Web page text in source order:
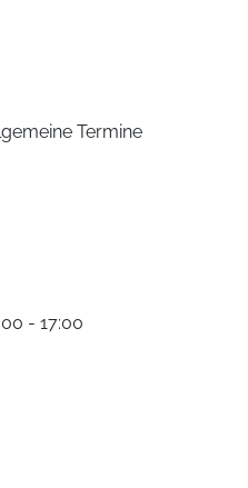
Termine
- 17:00